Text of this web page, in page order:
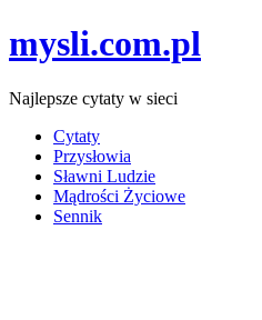
mysli.com.pl
Najlepsze cytaty w sieci
Cytaty
Przysłowia
Sławni Ludzie
Mądrości Życiowe
Sennik